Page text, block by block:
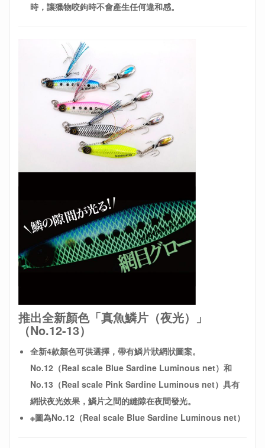
時，讓獵物咬鉤時不會產生任何違和感。
推出全新顏色「真魚鱗片（夜光）」
（No.12-13）
全新4款顏色可供選擇，帶有鱗片狀網狀圖案。
No.12 （Real scale Blue Sardine Luminous net）和
No.13（Real scale Pink Sardine Luminous net）具有
網狀夜光效果，鱗片之間的縫隙在夜間發光。
※圖為No.12 （Real scale Blue Sardine Luminous net）